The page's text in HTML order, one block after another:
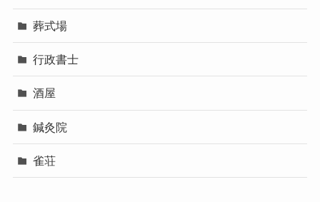
葬式場
行政書士
酒屋
鍼灸院
雀荘